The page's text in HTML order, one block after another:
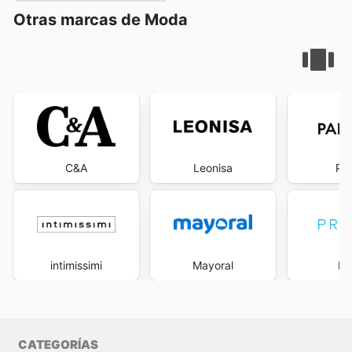
Otras marcas de Moda
C&A
intimissimi
Leonisa
Mayoral
CATEGORÍAS